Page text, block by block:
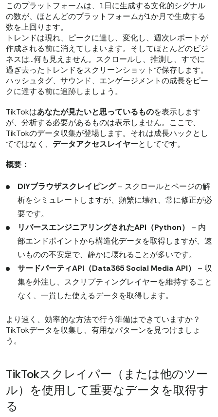
このプラットフォームは、1日に生成する文化的シグナル
の数が、ほとんどのプラットフォームが1か月で生成する
数を上回ります。
トレンドは現れ、ピークに達し、変化し、週次レポートが
作成される前に消えてしまいます。そしてほとんどのビジ
ネスは…何も見えません。スクロールし、推測し、すでに
過ぎ去ったトレンドをスクリーンショットで保存します。
ハッシュタグ、サウンド、エンゲージメントの成長をピー
クに達する前に追跡しましょう。
TikTokはあなたが見たいと思っているものを表示します
が、分析する必要があるものは表示しません。ここで、
TikTokのデータ収集が登場します。それは成長ハックとし
てではなく、 データアクセスレイヤーとしてです。
概要：
DIYブラウザスクレイピング– スクロールとページの解
析をシミュレートしますが、頻繁に壊れ、常に修正が必
要です。
リバースエンジニアリングされたAPI（Python）
– 内
部エンドポイントから構造化データを取得しますが、速
いものの不安定で、静かに壊れることが多いです。
サードパーティAPI（Data365 Social Media API）
– 収
集を外注し、スクリプティングレイヤーを維持すること
なく、一貫した使えるデータを取得します。
より速く、効率的な方法で行う準備はできていますか？
TikTokデータを収集し、有用なパターンを見つけましょ
う。
TikTokスクレイパー（または他のツー
ル）を使用して重要なデータを取得す
る